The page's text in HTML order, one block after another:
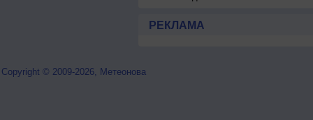
РЕКЛАМА
Copyright © 2009-2026, Метеонова